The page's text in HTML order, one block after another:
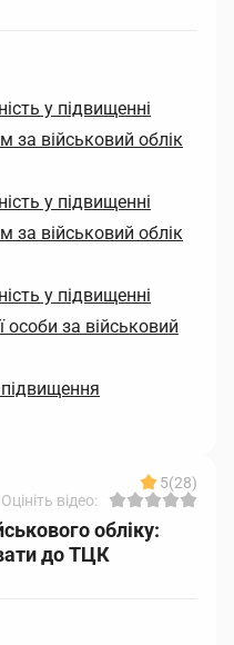
у підвищенні
за військовий облік
у підвищенні
за військовий облік
у підвищенні
особи за військовий
5(28)
Оцініть відео:
обліку:
до ТЦК